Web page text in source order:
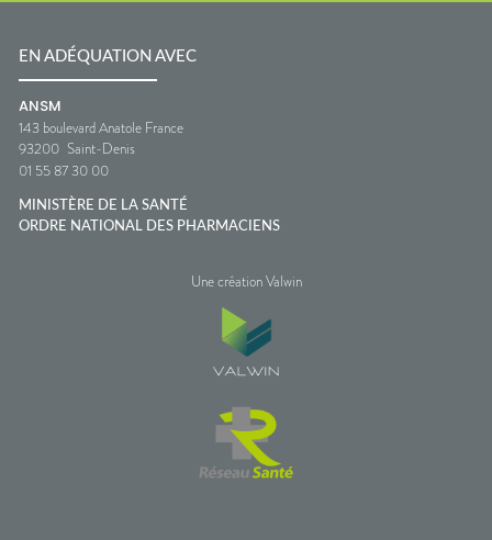
EN ADÉQUATION AVEC
ANSM
143 boulevard Anatole France
93200 Saint-Denis
01 55 87 30 00
MINISTÈRE DE LA SANTÉ
ORDRE NATIONAL DES PHARMACIENS
Une création Valwin